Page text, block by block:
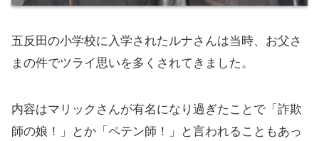
五反田の小学校に入学されたルナさんは当時、お父さ
まの件でツライ思いを多くされてきました。
内容はマリックさんが有名になり過ぎたことで「詐欺
師の娘！」とか「ペテン師！」と言われることもあっ